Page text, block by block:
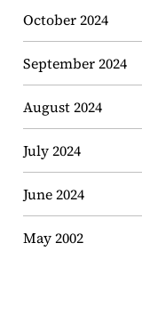
October 2024
September 2024
August 2024
July 2024
June 2024
May 2002